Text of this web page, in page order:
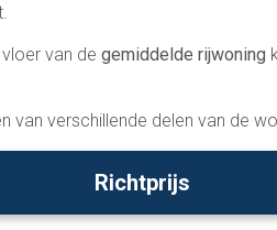
van de gemiddelde rijwoning
van verschillende delen van de
Richtprijs